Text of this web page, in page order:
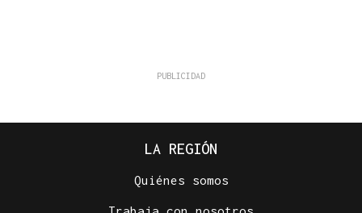
LA REGIÓN
Quiénes somos